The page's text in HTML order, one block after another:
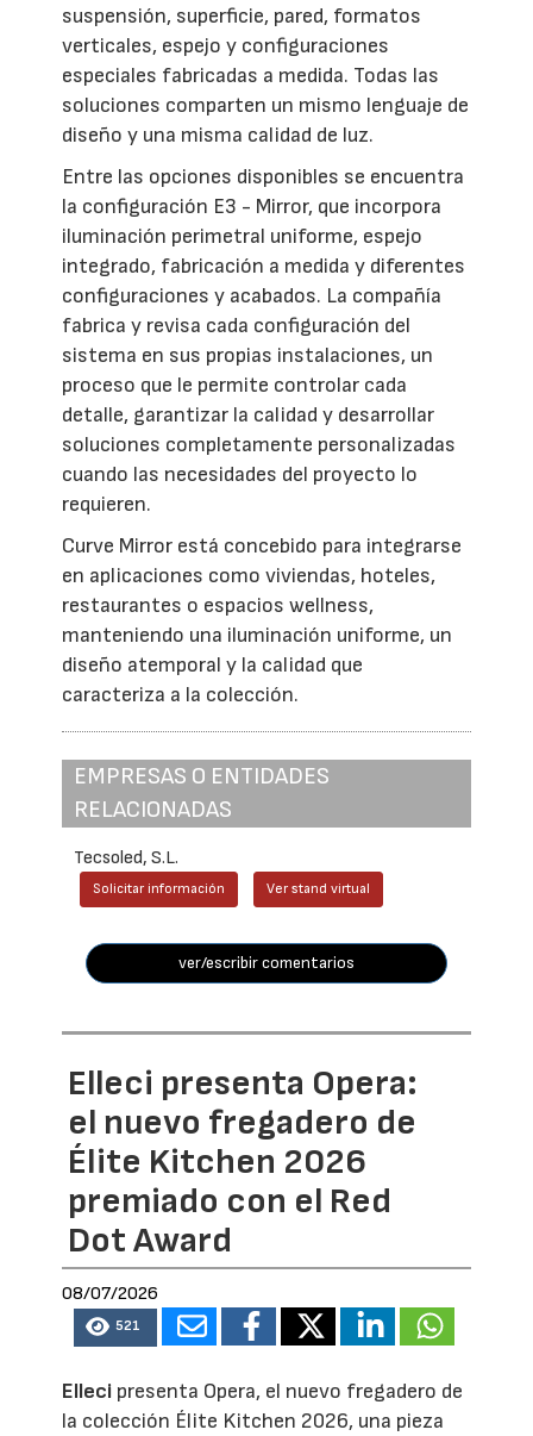
suspensión, superficie, pared, formatos
verticales, espejo y configuraciones
especiales fabricadas a medida. Todas las
soluciones comparten un mismo lenguaje de
diseño y una misma calidad de luz.
Entre las opciones disponibles se encuentra
la configuración E3 - Mirror, que incorpora
iluminación perimetral uniforme, espejo
integrado, fabricación a medida y diferentes
configuraciones y acabados. La compañía
fabrica y revisa cada configuración del
sistema en sus propias instalaciones, un
proceso que le permite controlar cada
detalle, garantizar la calidad y desarrollar
soluciones completamente personalizadas
cuando las necesidades del proyecto lo
requieren.
Curve Mirror está concebido para integrarse
en aplicaciones como viviendas, hoteles,
restaurantes o espacios wellness,
manteniendo una iluminación uniforme, un
diseño atemporal y la calidad que
caracteriza a la colección.
EMPRESAS O ENTIDADES
RELACIONADAS
Tecsoled, S.L.
Solicitar información Ver stand virtual
ver/escribir comentarios
Elleci presenta Opera:
el nuevo fregadero de
Élite Kitchen 2026
premiado con el Red
Dot Award
08/07/2026
521
Elleci presenta Opera, el nuevo fregadero de
la colección Élite Kitchen 2026, una pieza